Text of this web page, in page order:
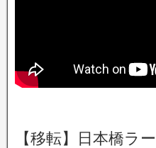
【移転】日本橋ラ